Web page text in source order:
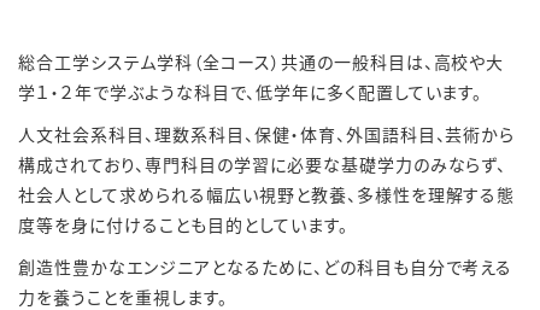
総合工学システム学科（全コース）共通の一般科目は、高校や大
学１・２年で学ぶような科目で、低学年に多く配置しています。
人文社会系科目、理数系科目、保健・体育、外国語科目、芸術から
構成されており、専門科目の学習に必要な基礎学力のみならず、
社会人として求められる幅広い視野と教養、多様性を理解する態
度等を身に付けることも目的としています。
創造性豊かなエンジニアとなるために、どの科目も自分で考える
力を養うことを重視します。